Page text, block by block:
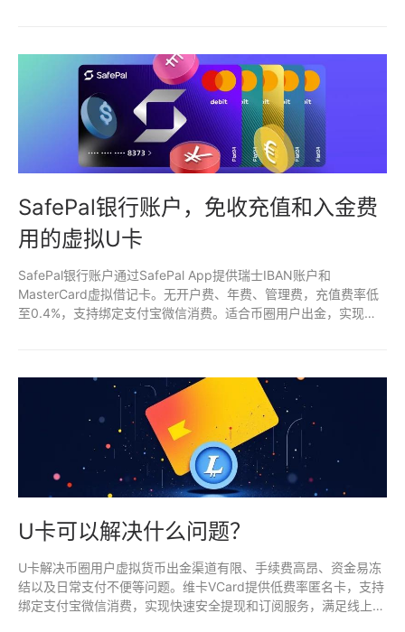
SafePal银行账户，免收充值和入金费
用的虚拟U卡
SafePal银行账户通过SafePal App提供瑞士IBAN账户和
MasterCard虚拟借记卡。无开户费、年费、管理费，充值费率低
至0.4%，支持绑定支付宝微信消费。适合币圈用户出金，实现加
U卡可以解决什么问题？
U卡解决币圈用户虚拟货币出金渠道有限、手续费高昂、资金易冻
结以及日常支付不便等问题。维卡VCard提供低费率匿名卡，支持
绑定支付宝微信消费，实现快速安全提现和订阅服务，满足线上消